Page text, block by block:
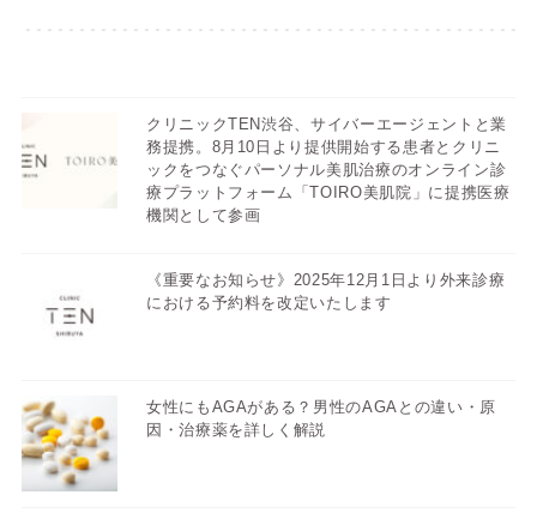
クリニックTEN渋谷、サイバーエージェントと業
務提携。8月10日より提供開始する患者とクリニ
ックをつなぐパーソナル美肌治療のオンライン診
療プラットフォーム「TOIRO美肌院」に提携医療
機関として参画
《重要なお知らせ》2025年12月1日より外来診療
における予約料を改定いたします
女性にもAGAがある？男性のAGAとの違い・原
因・治療薬を詳しく解説